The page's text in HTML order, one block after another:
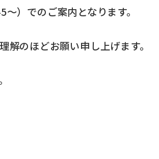
）でのご案内となります。
のほどお願い申し上げます。